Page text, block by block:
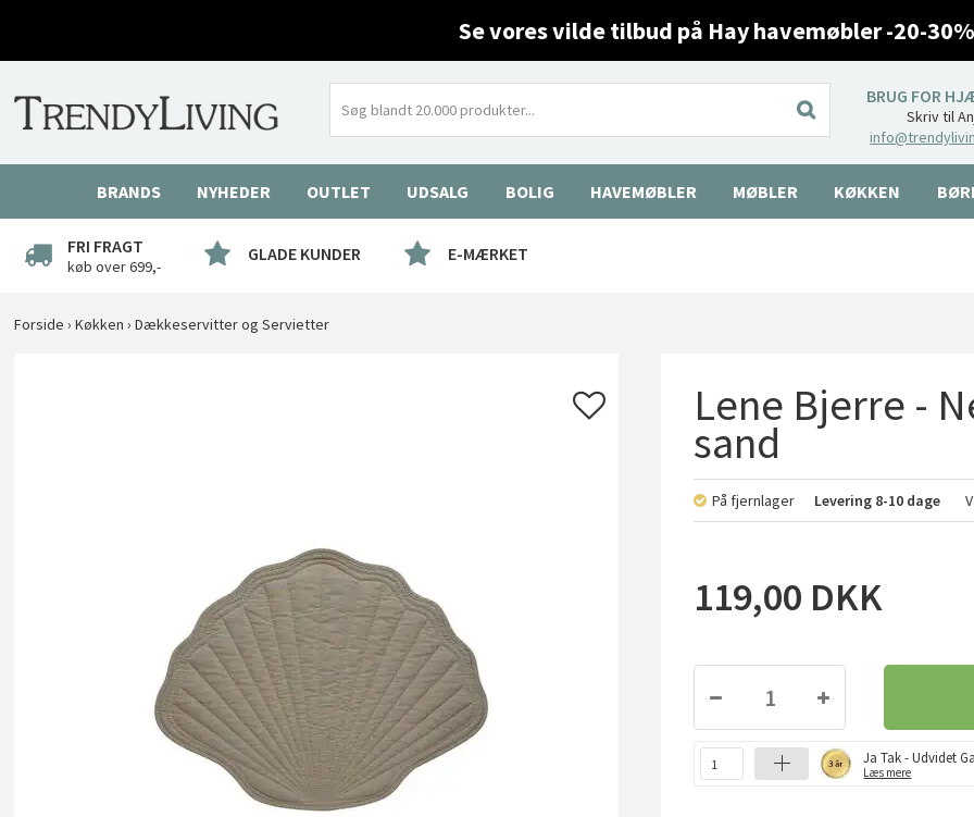
Se vores vilde tilbud på Hay havemøbler -20-
BRUG FOR
Skriv til
BRANDS NYHEDER OUTLET UDSALG BOLIG HAVEMØBLER MØBLER KØKKEN
FRI FRAGT
køb over 699,-
GLADE KUNDER E-MÆRKET
Forside ›Køkken ›Dækkeservitter og Servietter
Lene Bjerre -
sand
På fjernlager Levering 8-10 dage
119,00 DKK
Ja Tak - Udvidet
Læs mere